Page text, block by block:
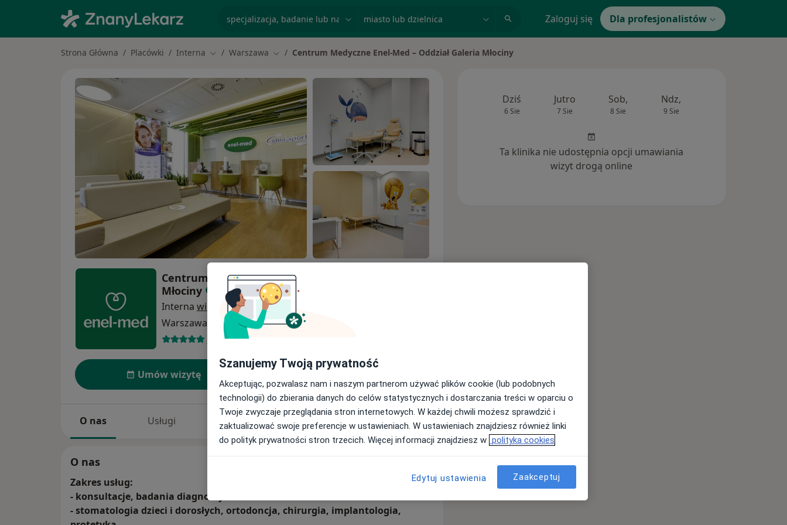
Zaloguj się Dla profesjonalistów
Strona Główna Placówki Interna Zmień miasto
Warszawa Zmień miasto
Centrum Medyczne Enel-Med – Oddział Galeria Młociny
Centrum Medyczne enel-med – Oddział Galeria
Młociny
Interna więcej
Warszawa
1 adres
304 opinie
Umów wizytę
O nas Usługi Specjaliści Adresy Opinie
O nas
Zakres usług:
- konsultacje, badania diagnostyczne i laboratorium
- stomatologia dzieci i dorosłych, ortodoncja, chirurgia, implantologia,
Dziś
6 Sie
Jutro
7 Sie
Sob,
8 Sie
Ndz,
9 Sie
Ta klinika nie udostępnia opcji umawiania
wizyt drogą online
Szanujemy Twoją prywatność
Akceptując, pozwalasz nam i naszym partnerom używać plików cookie (lub podobnych
technologii) do zbierania danych do celów statystycznych i dostarczania treści w oparciu o
Twoje zwyczaje przeglądania stron internetowych. W każdej chwili możesz sprawdzić i
zaktualizować swoje preferencje w ustawieniach. W ustawieniach znajdziesz również linki
do polityk prywatności stron trzecich. Więcej informacji znajdziesz w polityka cookies
Edytuj ustawienia Zaakceptuj